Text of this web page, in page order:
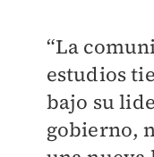
“La
estudios
bajo su
gobierno,